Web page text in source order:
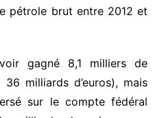
pétrole brut entre 2012 et
gagné 8,1 milliers de
milliards d’euros), mais
sur le compte fédéral